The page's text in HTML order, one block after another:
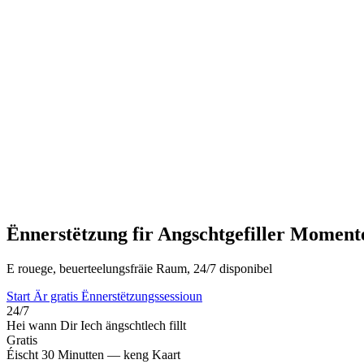
Ënnerstëtzung fir Angschtgefiller
E rouege, beuerteelungsfräie Raum, 24/7 disponibel
Start Är gratis Ënnerstëtzungssessioun
24/7
Hei wann Dir Iech ängschtlech fillt
Gratis
Éischt 30 Minutten — keng Kaart